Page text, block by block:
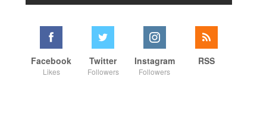
Facebook
Likes
Twitter
Followers
Instagram
Followers
RSS